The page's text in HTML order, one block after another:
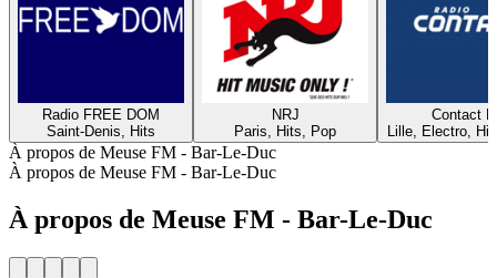
Radio FREE DOM
Saint-Denis, Hits
NRJ
Paris, Hits, Pop
Contact
Lille, Electro,
À propos de Meuse FM - Bar-Le-Duc
À propos de Meuse FM - Bar-Le-Duc
À propos de Meuse FM - Bar-Le-Duc